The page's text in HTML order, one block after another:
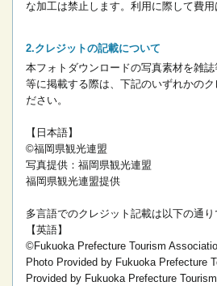
な加工は禁止します。 利用に際して費用
クレジットの記載について
本フォトダウンロードの写真素材を雑
等に掲載する際は、下記のいずれかの
ださい。
【日本語】
©福岡県観光連盟
写真提供：福岡県観光連盟
福岡県観光連盟提供
多言語でのクレジット記載は以下の通り
【英語】
©Fukuoka Prefecture Tourism
Photo Provided by Fukuoka Prefecture
Provided by Fukuoka Prefecture